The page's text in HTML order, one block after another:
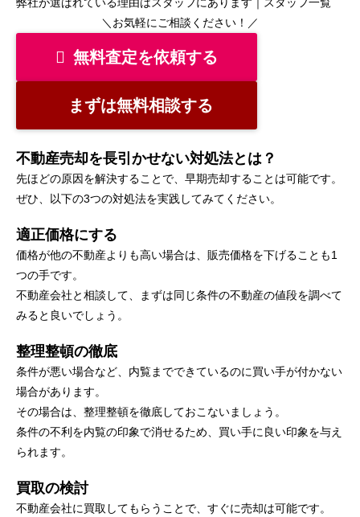
弊社が選ばれている理由はスタッフにあります｜ スタッフ一覧
＼お気軽にご相談ください！／
無料査定を依頼する
まずは無料相談する
不動産売却を長引かせない対処法とは？
先ほどの原因を解決することで、早期売却することは可能です。
ぜひ、以下の3つの対処法を実践してみてください。
適正価格にする
価格が他の不動産よりも高い場合は、販売価格を下げることも1
つの手です。
不動産会社と相談して、まずは同じ条件の不動産の値段を調べて
みると良いでしょう。
整理整頓の徹底
条件が悪い場合など、内覧までできているのに買い手が付かない
場合があります。
その場合は、整理整頓を徹底しておこないましょう。
条件の不利を内覧の印象で消せるため、買い手に良い印象を与え
られます。
買取の検討
不動産会社に買取してもらうことで、すぐに売却は可能です。